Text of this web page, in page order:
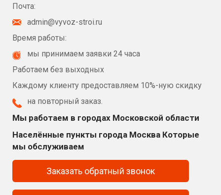
Почта:
admin@vyvoz-stroi.ru
Время работы:
мы принимаем заявки 24 часа
Работаем без выходных
Каждому клиенту предоставляем 10%-ную скидку
на повторный заказ.
Мы работаем в городах Московской области
Населённые пункты города Москва Которые
мы обслуживаем
Заказать обратный звонок